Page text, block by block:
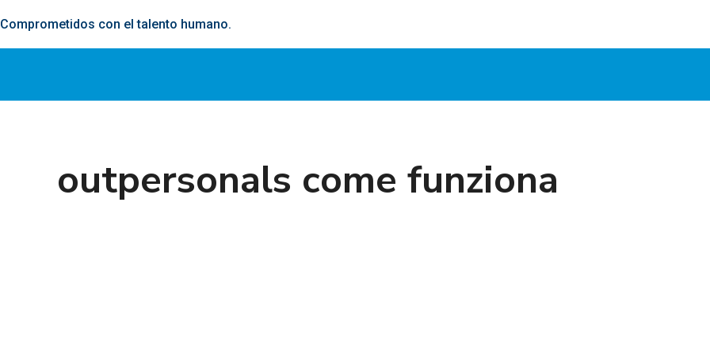
Comprometidos con el talento humano.
outpersonals come funziona